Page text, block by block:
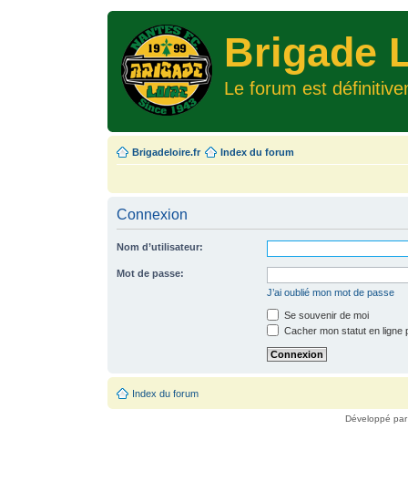
Brigade
Le forum est
Brigadeloire.fr Index du forum
Connexion
Nom d’utilisateur:
Mot de passe:
J’ai oublié mon mot de passe
Se souvenir de moi
Cacher mon statut en ligne
Index du forum
Développé